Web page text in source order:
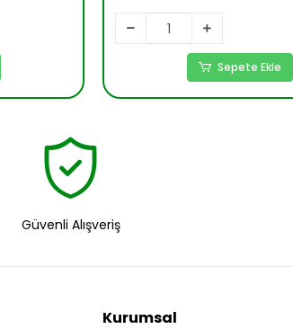
Sepete Ekle
Güvenli Alışveriş
Kurumsal